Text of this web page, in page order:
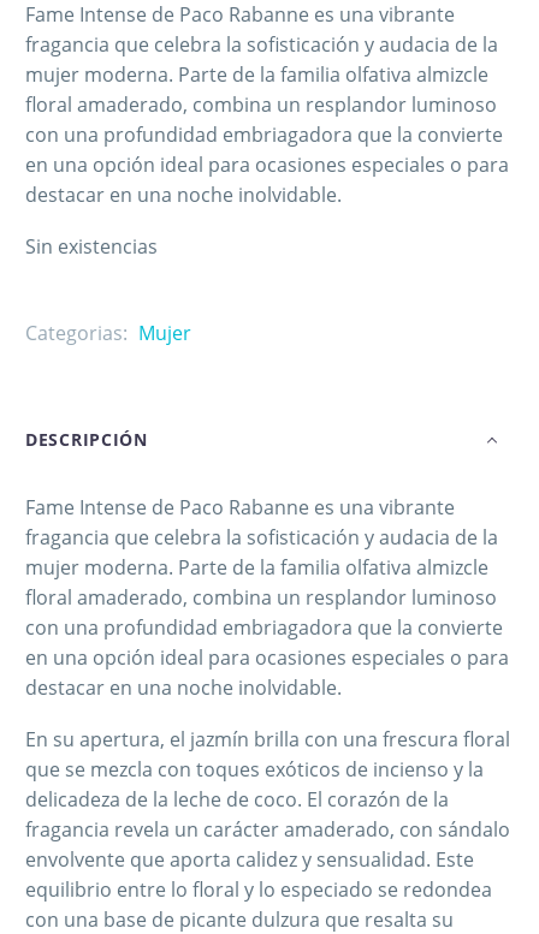
Fame Intense de Paco Rabanne es una vibrante
fragancia que celebra la sofisticación y audacia de la
mujer moderna. Parte de la familia olfativa almizcle
floral amaderado, combina un resplandor luminoso
con una profundidad embriagadora que la convierte
en una opción ideal para ocasiones especiales o para
destacar en una noche inolvidable​.
Sin existencias
Categorias: Mujer
DESCRIPCIÓN
Fame Intense de Paco Rabanne es una vibrante
fragancia que celebra la sofisticación y audacia de la
mujer moderna. Parte de la familia olfativa almizcle
floral amaderado, combina un resplandor luminoso
con una profundidad embriagadora que la convierte
en una opción ideal para ocasiones especiales o para
destacar en una noche inolvidable​.
En su apertura, el jazmín brilla con una frescura floral
que se mezcla con toques exóticos de incienso y la
delicadeza de la leche de coco. El corazón de la
fragancia revela un carácter amaderado, con sándalo
envolvente que aporta calidez y sensualidad. Este
equilibrio entre lo floral y lo especiado se redondea
con una base de picante dulzura que resalta su